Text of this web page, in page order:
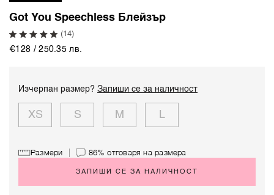
Got You Speechless Блейзър
(14)
€128 / 250.35 лв.
Изчерпан размер?Запиши се за наличност
XS S M L
Размери 86%отговаря на размера
ЗАПИШИ СЕ ЗА НАЛИЧНОСТ